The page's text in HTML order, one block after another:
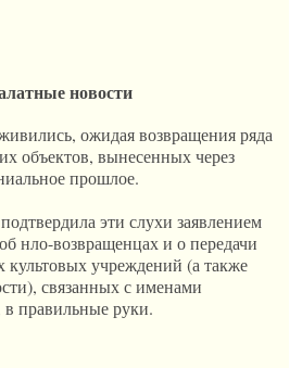
новости
ожидая возвращения ряда
объектов, вынесенных через
прошлое.
эти слухи заявлением
нло-возвращенцах и о передачи
учреждений (а также
связанных с именами
в правильные руки.